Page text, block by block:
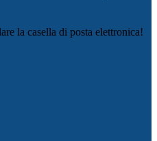
la casella di posta elettronica!